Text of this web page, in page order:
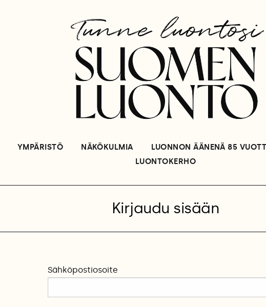
YMPÄRISTÖ NÄKÖKULMIA LUONNON ÄÄNENÄ 85
LUONTOKERHO
Kirjaudu sisään
Sähköpostiosoite